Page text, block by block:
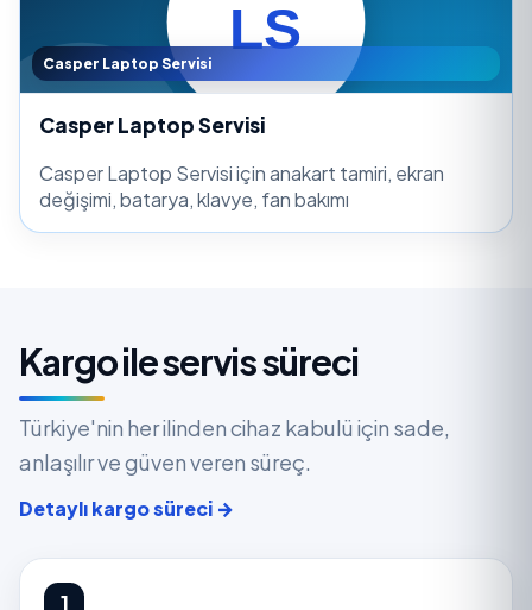
Casper Laptop Servisi
Casper Laptop Servisi
Casper Laptop Servisi için anakart tamiri, ekran
değişimi, batarya, klavye, fan bakımı
Kargo ile servis süreci
Türkiye'nin her ilinden cihaz kabulü için sade,
anlaşılır ve güven veren süreç.
Detaylı kargo süreci →